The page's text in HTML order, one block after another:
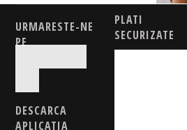
URMARESTE-NE
PE
DESCARCA
APLICATIA
PLATI
SECURIZATE